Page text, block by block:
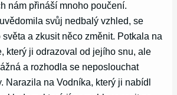
nám přináší mnoho poučení.
svůj nedbalý vzhled, se
a zkusit něco změnit. Potkala na
který ji odrazoval od jejího snu, ale
a rozhodla se neposlouchat
Narazila na Vodníka, který ji nabídl